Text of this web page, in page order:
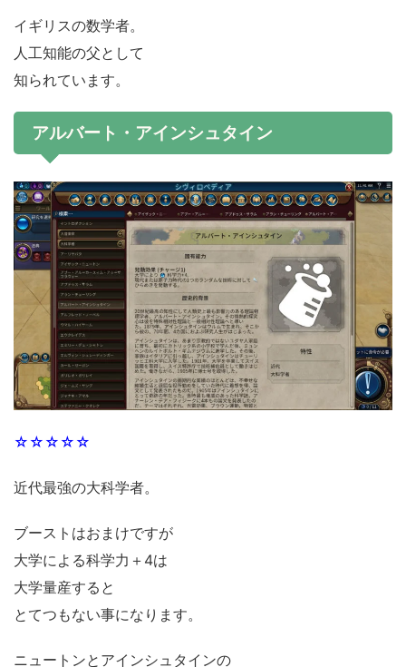
イギリスの数学者。
人工知能の父として
知られています。
アルバート・アインシュタイン
☆☆☆☆☆
近代最強の大科学者。
ブーストはおまけですが
大学による科学力＋4は
大学量産すると
とてつもない事になります。
ニュートンとアインシュタインの